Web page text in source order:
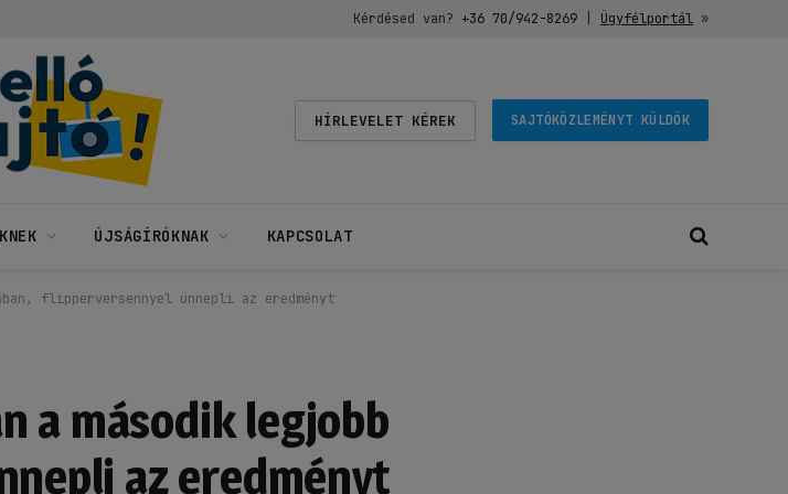
Kérdésed van? +36 70/942-8269| Ügyfélportál»
HÍRLEVELET KÉREK SAJTÓKÖZLEMÉNYT KÜLDÖK
ÚJSÁGÍRÓKNAK KAPCSOLAT
flipperversennyel ünnepli az eredményt
a második legjobb
az eredményt